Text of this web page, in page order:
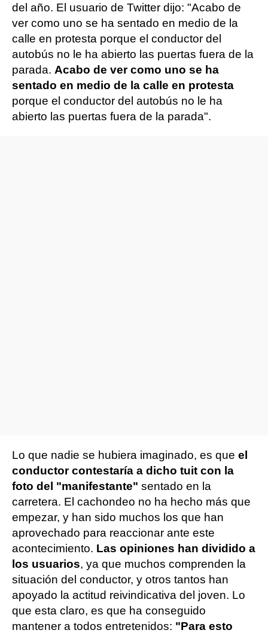
del año. El usuario de Twitter dijo: "Acabo de
ver como uno se ha sentado en medio de la
calle en protesta porque el conductor del
autobús no le ha abierto las puertas fuera de la
parada. Acabo de ver como uno se ha
sentado en medio de la calle en protesta
porque el conductor del autobús no le ha
abierto las puertas fuera de la parada".
Lo que nadie se hubiera imaginado, es que el
conductor contestaría a dicho tuit con la
foto del "manifestante" sentado en la
carretera. El cachondeo no ha hecho más que
empezar, y han sido muchos los que han
aprovechado para reaccionar ante este
acontecimiento. Las opiniones han dividido a
los usuarios, ya que muchos comprenden la
situación del conductor, y otros tantos han
apoyado la actitud reivindicativa del joven. Lo
que esta claro, es que ha conseguido
mantener a todos entretenidos: "Para esto